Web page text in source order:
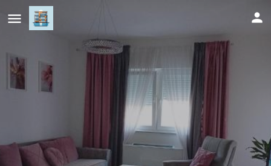
Skyline apartment